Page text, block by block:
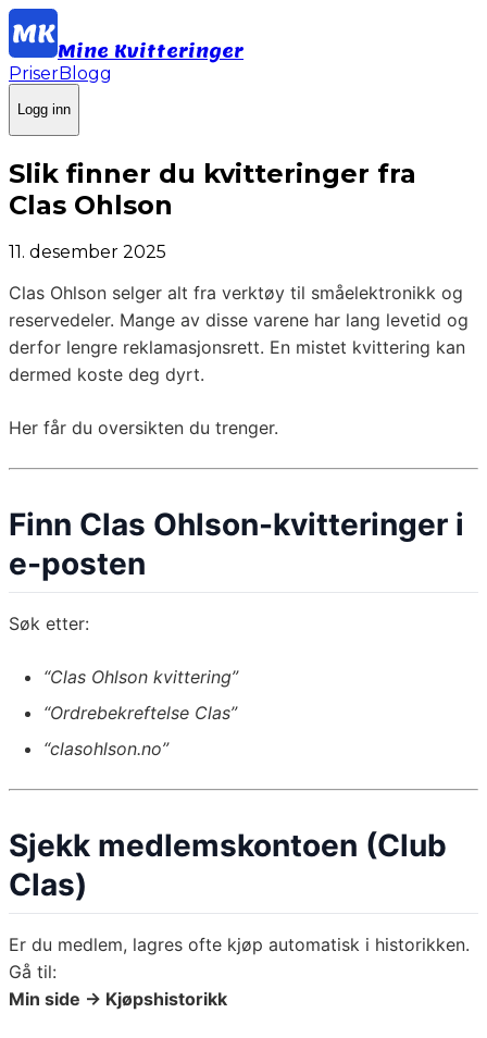
Mine Kvitteringer
PriserBlogg
Logg inn
Slik finner du kvitteringer fra
Clas Ohlson
11. desember 2025
Clas Ohlson selger alt fra verktøy til småelektronikk og
reservedeler. Mange av disse varene har lang levetid og
derfor lengre reklamasjonsrett. En mistet kvittering kan
dermed koste deg dyrt.
Her får du oversikten du trenger.
Finn Clas Ohlson-kvitteringer i
e-posten
Søk etter:
“Clas Ohlson kvittering”
“Ordrebekreftelse Clas”
“clasohlson.no”
Sjekk medlemskontoen (Club
Clas)
Er du medlem, lagres ofte kjøp automatisk i historikken.
Gå til:
Min side → Kjøpshistorikk